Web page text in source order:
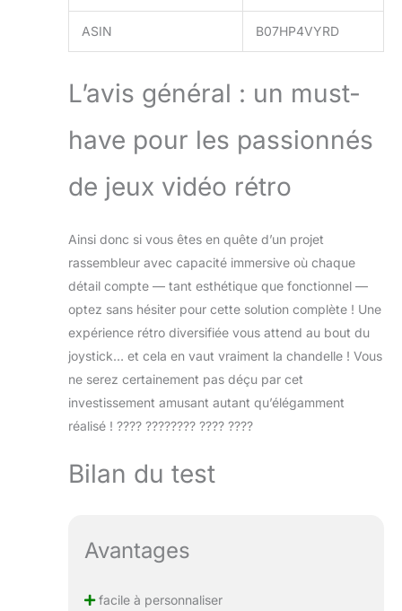
ASIN B07HP4VYRD
L’avis général : un must-
have pour les passionnés
de jeux vidéo rétro
Ainsi donc si vous êtes en quête d’un projet
rassembleur avec capacité immersive où chaque
détail compte — tant esthétique que fonctionnel —
optez sans hésiter pour cette solution complète ! Une
expérience rétro diversifiée vous attend au bout du
joystick… et cela en vaut vraiment la chandelle ! Vous
ne serez certainement pas déçu par cet
investissement amusant autant qu’élégamment
réalisé ! ???? ???????? ???? ????
Bilan du test
Avantages
facile à personnaliser